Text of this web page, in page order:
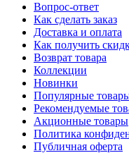
Вопрос-ответ
Как сделать заказ
Доставка и оплата
Как получить
Возврат товара
Коллекции
Новинки
Популярные
Рекомендуемые
Акционные товары
Политика
Публичная оферта